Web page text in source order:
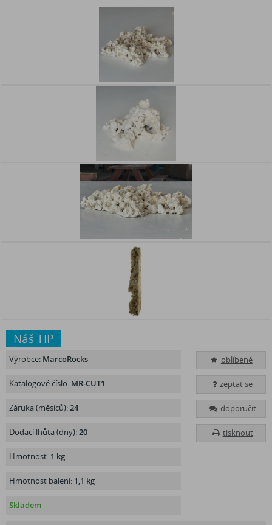
Náš TIP
oblíbené
zeptat se
doporučit
tisknout
Výrobce: MarcoRocks
Katalogové číslo: MR-CUT1
Záruka (měsíců):24
Dodací lhůta (dny):20
Hmotnost: 1 kg
Hmotnost balení: 1,1 kg
Skladem